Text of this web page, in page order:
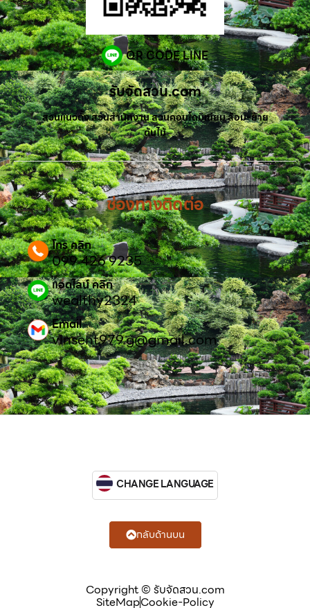
QR CODE LINE
รับจัดสวน.com
สวนแนวตั้ง สวนสำนักงาน สวนคอนโดมิเนียม ล้อม-ย้าย
ต้นไม้
ช่องทางติดต่อ
โทร คลิก
099 426 9235
แอดไลน์ คลิก
wealthy2324
Email
vinsent979.g@gmail.com
Copyright © รับจัดสวน.com
SiteMapCookie-Policy
CHANGE LANGUAGE
กลับด้านบน